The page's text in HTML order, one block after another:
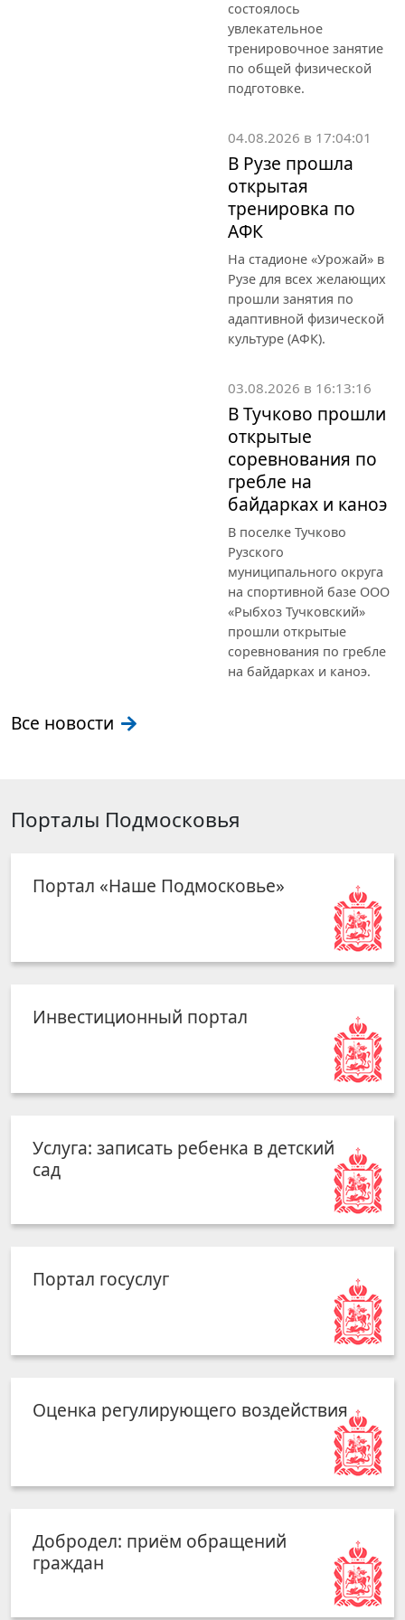
состоялось
увлекательное
тренировочное занятие
по общей физической
подготовке.
04.08.2026 в 17:04:01
В Рузе прошла
открытая
тренировка по
АФК
На стадионе «Урожай» в
Рузе для всех желающих
прошли занятия по
адаптивной физической
культуре (АФК).
03.08.2026 в 16:13:16
В Тучково прошли
открытые
соревнования по
гребле на
байдарках и каноэ
В поселке Тучково
Рузского
муниципального округа
на спортивной базе ООО
«Рыбхоз Тучковский»
прошли открытые
соревнования по гребле
на байдарках и каноэ.
Все новости
Порталы Подмосковья
Портал «Наше Подмосковье»
Инвестиционный портал
Услуга: записать ребенка в детский
сад
Портал госуслуг
Оценка регулирующего воздействия
Добродел: приём обращений
граждан